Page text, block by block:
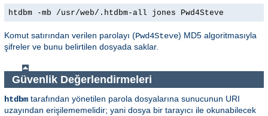
htdbm -mb /usr/web/.htdbm-all jones Pwd4Steve
Komut satırından verilen parolayı (Pwd4Steve) MD5 algoritmasıyla
şifreler ve bunu belirtilen dosyada saklar.
Güvenlik Değerlendirmeleri
htdbm tarafından yönetilen parola dosyalarına sunucunun URI
uzayından erişilememelidir; yani dosya bir tarayıcı ile okunabilecek